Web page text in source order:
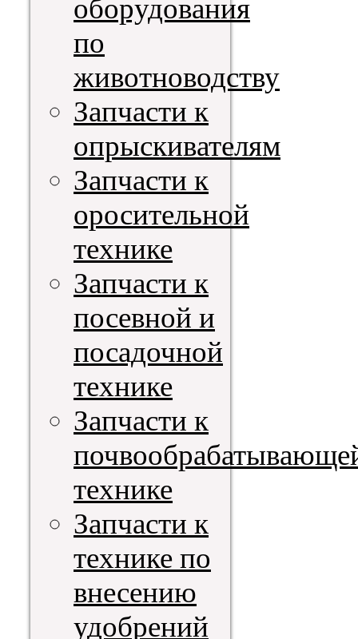
оборудования
по
животноводству
Запчасти к
опрыскивателям
Запчасти к
оросительной
технике
Запчасти к
посевной и
посадочной
технике
Запчасти к
технике
Запчасти к
технике по
внесению
удобрений